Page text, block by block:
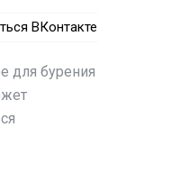
ВКонтакте
для бурения